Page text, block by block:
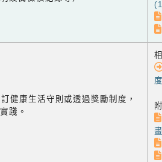
健康生活守則或透過獎勵制度，
踐。